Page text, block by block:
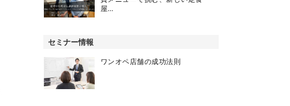
屋…
セミナー情報
ワンオペ店舗の成功法則